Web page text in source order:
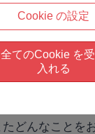
のホームペー
。
どんな体験を
どんなことを
Cookie の設定
全てのCookie を
入れる